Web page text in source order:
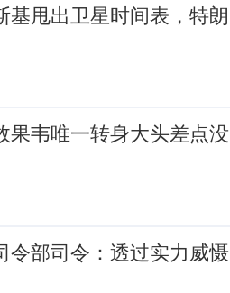
基甩出卫星时间表，特朗
果韦唯一转身大头差点没
令部司令：透过实力威慑